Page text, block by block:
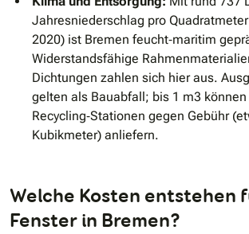
Jahresniederschlag pro
2020) ist Bremen feucht‐maritim
Widerstandsfähige
Dichtungen zahlen sich hier aus.
gelten als Bauabfall; bis 1 m3
Recycling‐Stationen gegen Gebühr
Kubikmeter) anliefern.
Welche Kosten entstehen
Fenster in Bremen?